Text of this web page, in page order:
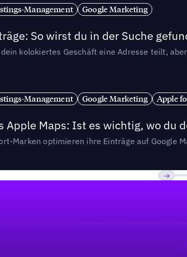
Management Google Marketing
So wirst du in der Suche
kolokiertes Geschäft eine Adresse teilt,
Management Google Marketing Apple
Apple Maps: Ist es wichtig, wo
Marken optimieren ihre Einträge auf Google